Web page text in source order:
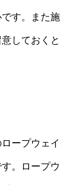
す。また施
しておくと
ープウェイ
。ロープウ